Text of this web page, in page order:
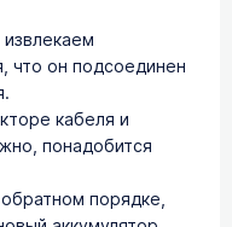
что он подсоединен
кабеля и
понадобится
порядке,